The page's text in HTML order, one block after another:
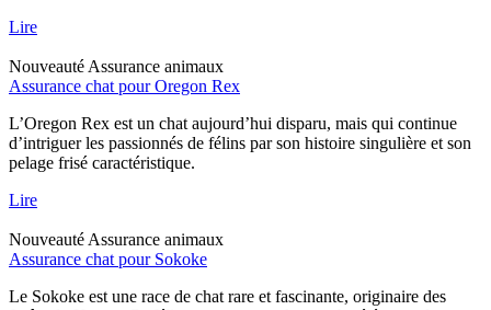
Lire
Nouveauté Assurance animaux
Assurance chat pour Oregon Rex
L’Oregon Rex est un chat aujourd’hui disparu, mais qui continue
d’intriguer les passionnés de félins par son histoire singulière et son
pelage frisé caractéristique.
Lire
Nouveauté Assurance animaux
Assurance chat pour Sokoke
Le Sokoke est une race de chat rare et fascinante, originaire des